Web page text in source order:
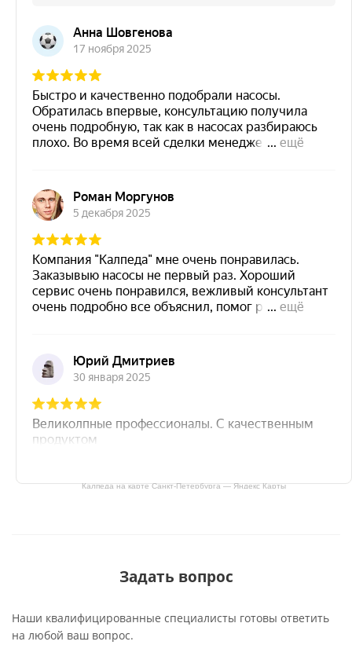
Калпеда на карте Санкт‑Петербурга — Яндекс Карты
Задать вопрос
Наши квалифицированные специалисты готовы ответить
на любой ваш вопрос.